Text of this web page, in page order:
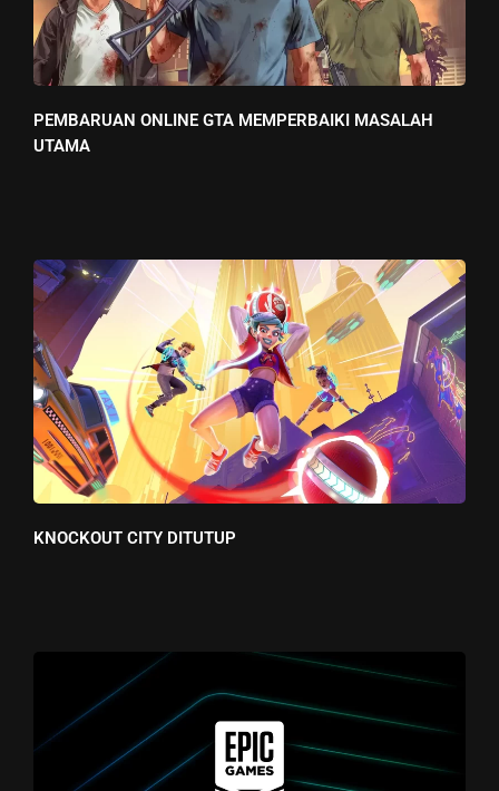
PEMBARUAN ONLINE GTA MEMPERBAIKI MASALAH
UTAMA
KNOCKOUT CITY DITUTUP